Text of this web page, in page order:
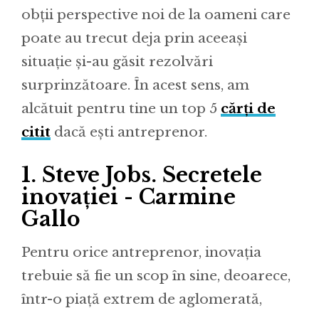
obții perspective noi de la oameni care
poate au trecut deja prin aceeași
situație și-au găsit rezolvări
surprinzătoare. În acest sens, am
alcătuit pentru tine un top 5 cărți de
citit dacă ești antreprenor.
1. Steve Jobs. Secretele
inovației - Carmine
Gallo
Pentru orice antreprenor, inovația
trebuie să fie un scop în sine, deoarece,
într-o piață extrem de aglomerată,